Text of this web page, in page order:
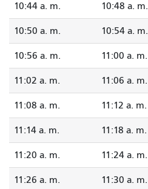
10:44 a. m. 10:48 a. m.
10:50 a. m. 10:54 a. m.
10:56 a. m. 11:00 a. m.
11:02 a. m. 11:06 a. m.
11:08 a. m. 11:12 a. m.
11:14 a. m. 11:18 a. m.
11:20 a. m. 11:24 a. m.
11:26 a. m. 11:30 a. m.